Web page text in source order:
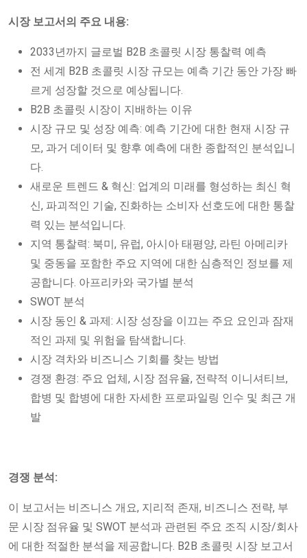
시장 보고서의 주요 내용:
2033년까지 글로벌 B2B 초콜릿 시장 통찰력 예측
전 세계 B2B 초콜릿 시장 규모는 예측 기간 동안 가장 빠
르게 성장할 것으로 예상됩니다.
B2B 초콜릿 시장이 지배하는 이유
시장 규모 및 성장 예측: 예측 기간에 대한 현재 시장 규
모, 과거 데이터 및 향후 예측에 대한 종합적인 분석입니
다.
새로운 트렌드 & 혁신: 업계의 미래를 형성하는 최신 혁
신, 파괴적인 기술, 진화하는 소비자 선호도에 대한 통찰
력 있는 분석입니다.
지역 통찰력: 북미, 유럽, 아시아 태평양, 라틴 아메리카
및 중동을 포함한 주요 지역에 대한 심층적인 정보를 제
공합니다. 아프리카와 국가별 분석
SWOT 분석
시장 동인 & 과제: 시장 성장을 이끄는 주요 요인과 잠재
적인 과제 및 위험을 탐색합니다.
시장 격차와 비즈니스 기회를 찾는 방법
경쟁 환경: 주요 업체, 시장 점유율, 전략적 이니셔티브,
합병 및 합병에 대한 자세한 프로파일링 인수 및 최근 개
발
경쟁 분석:
이 보고서는 비즈니스 개요, 지리적 존재, 비즈니스 전략, 부
문 시장 점유율 및 SWOT 분석과 관련된 주요 조직 시장/회사
에 대한 적절한 분석을 제공합니다. B2B 초콜릿 시장 보고서